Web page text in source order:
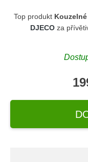
Top produkt
DJECO za